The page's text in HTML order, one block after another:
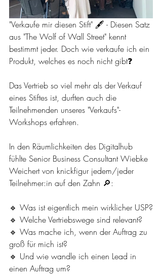
"Verkaufe mir diesen Stift" 🖋 - Diesen Satz
aus "The Wolf of Wall Street" kennt
bestimmt jeder. Doch wie verkaufe ich ein
Produkt, welches es noch nicht gibt❓
Das Vertrieb so viel mehr als der Verkauf
eines Stiftes ist, durften auch die
Teilnehmenden unseres "Verkaufs"-
Workshops erfahren.
In den Räumlichkeiten des Digitalhub
fühlte Senior Business Consultant Wiebke
Weichert von knickfigur jedem/jeder
Teilnehmer:in auf den Zahn 🔎:
🔹 Was ist eigentlich mein wirklicher USP?
🔹 Welche Vertriebswege sind relevant?
🔹 Was mache ich, wenn der Auftrag zu
groß für mich ist?
🔹 Und wie wandle ich einen Lead in
einen Auftrag um?